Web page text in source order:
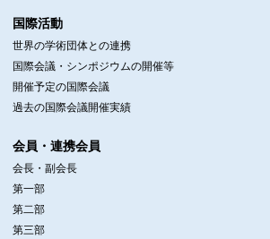
国際活動
世界の学術団体との連携
国際会議・シンポジウムの開催等
開催予定の国際会議
過去の国際会議開催実績
会員・連携会員
会長・副会長
第一部
第二部
第三部